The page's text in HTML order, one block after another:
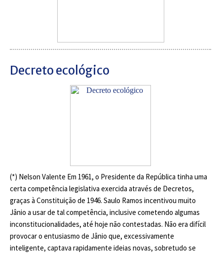
Decreto ecológico
(*) Nelson Valente Em 1961, o Presidente da República tinha uma
certa competência legislativa exercida através de Decretos,
graças à Constituição de 1946. Saulo Ramos incentivou muito
Jânio a usar de tal competência, inclusive cometendo algumas
inconstitucionalidades, até hoje não contestadas. Não era difícil
provocar o entusiasmo de Jânio que, excessivamente
inteligente, captava rapidamente ideias novas, sobretudo se